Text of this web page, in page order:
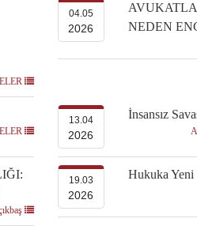
04.05
2026
NEDEN
13.04
2026
İnsansız
19.03
2026
Hukuka Yeni